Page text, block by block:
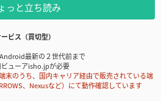
っと立ち読み
ビス（買切型）
最新の２世代前まで
ューアisho.jpが必要
のうち、国内キャリア経由で販売されている端
、Nexusなど）にて動作確認しています